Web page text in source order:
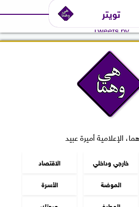
تويتر
Tweets by
الإعلامية أميرة عبيد
خارجي وداخلي
الاقتصاد
الموضة
الأسرة